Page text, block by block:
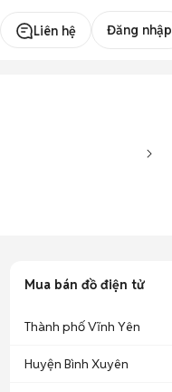
Liên hệ Đăng nhập
Mua bán đồ điện tử
Thành phố Vĩnh Yên
Huyện Bình Xuyên